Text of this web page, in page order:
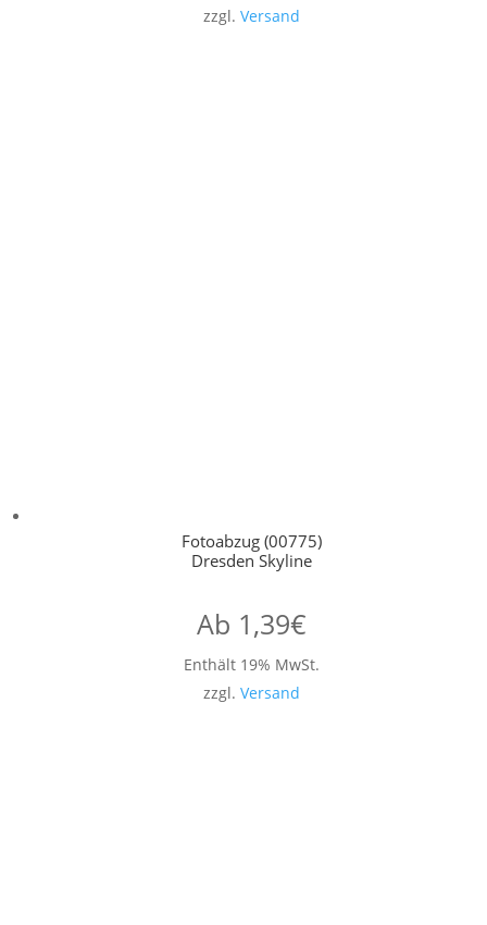
zzgl. Versand
Fotoabzug (00775)
Dresden Skyline
Ab 1,39€
Enthält 19% MwSt.
zzgl. Versand